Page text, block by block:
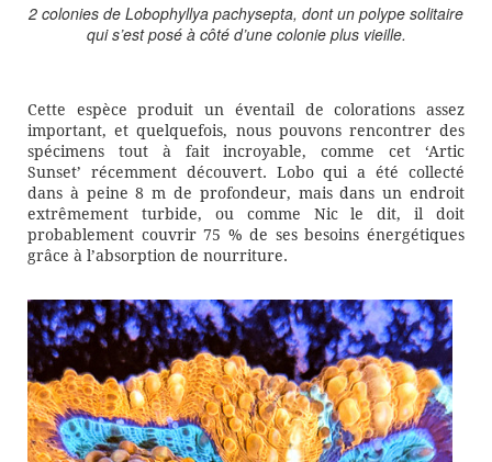
2 colonies de Lobophyllya pachysepta, dont un polype solitaire
qui s’est posé à côté d’une colonie plus vieille.
Cette espèce produit un éventail de colorations assez
important, et quelquefois, nous pouvons rencontrer des
spécimens tout à fait incroyable, comme cet ‘Artic
Sunset’ récemment découvert. Lobo qui a été collecté
dans à peine 8 m de profondeur, mais dans un endroit
extrêmement turbide, ou comme Nic le dit, il doit
probablement couvrir 75 % de ses besoins énergétiques
grâce à l’absorption de nourriture.